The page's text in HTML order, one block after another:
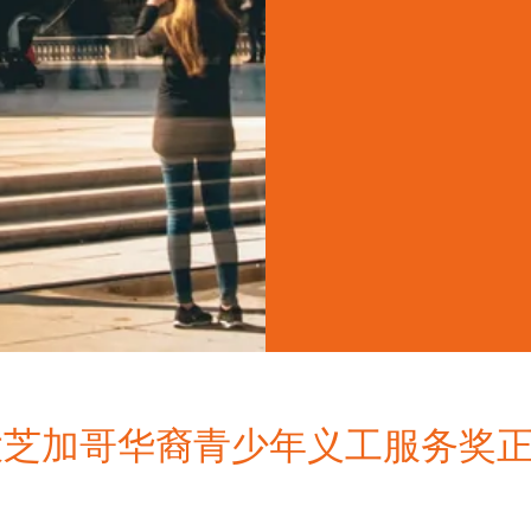
芝加哥华裔青少年义工服务奖